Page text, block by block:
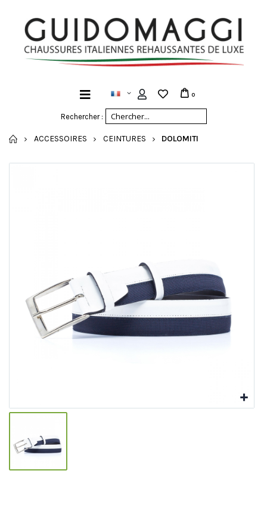
Rechercher :
0
ACCUEIL
ACCESSOIRES CEINTURES DOLOMITI